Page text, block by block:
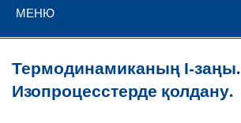
МЕНЮ
Термодинамиканың І-заңы.
Изопроцесстерде қолдану.